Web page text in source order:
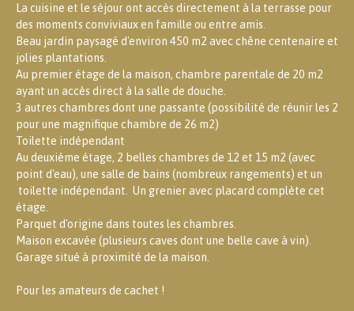
La cuisine et le séjour ont accès directement à la terrasse pour
des moments conviviaux en famille ou entre amis.
Beau jardin paysagé d'environ 450 m2 avec chêne centenaire et
jolies plantations.
Au premier étage de la maison, chambre parentale de 20 m2
ayant un accès direct à la salle de douche.
3 autres chambres dont une passante (possibilité de réunir les 2
pour une magnifique chambre de 26 m2)
Toilette indépendant
Au deuxième étage, 2 belles chambres de 12 et 15 m2 (avec
point d'eau), une salle de bains (nombreux rangements) et un
toilette indépendant. Un grenier avec placard complète cet
étage.
Parquet d'origine dans toutes les chambres.
Maison excavée (plusieurs caves dont une belle cave à vin).
Garage situé à proximité de la maison.
Pour les amateurs de cachet !